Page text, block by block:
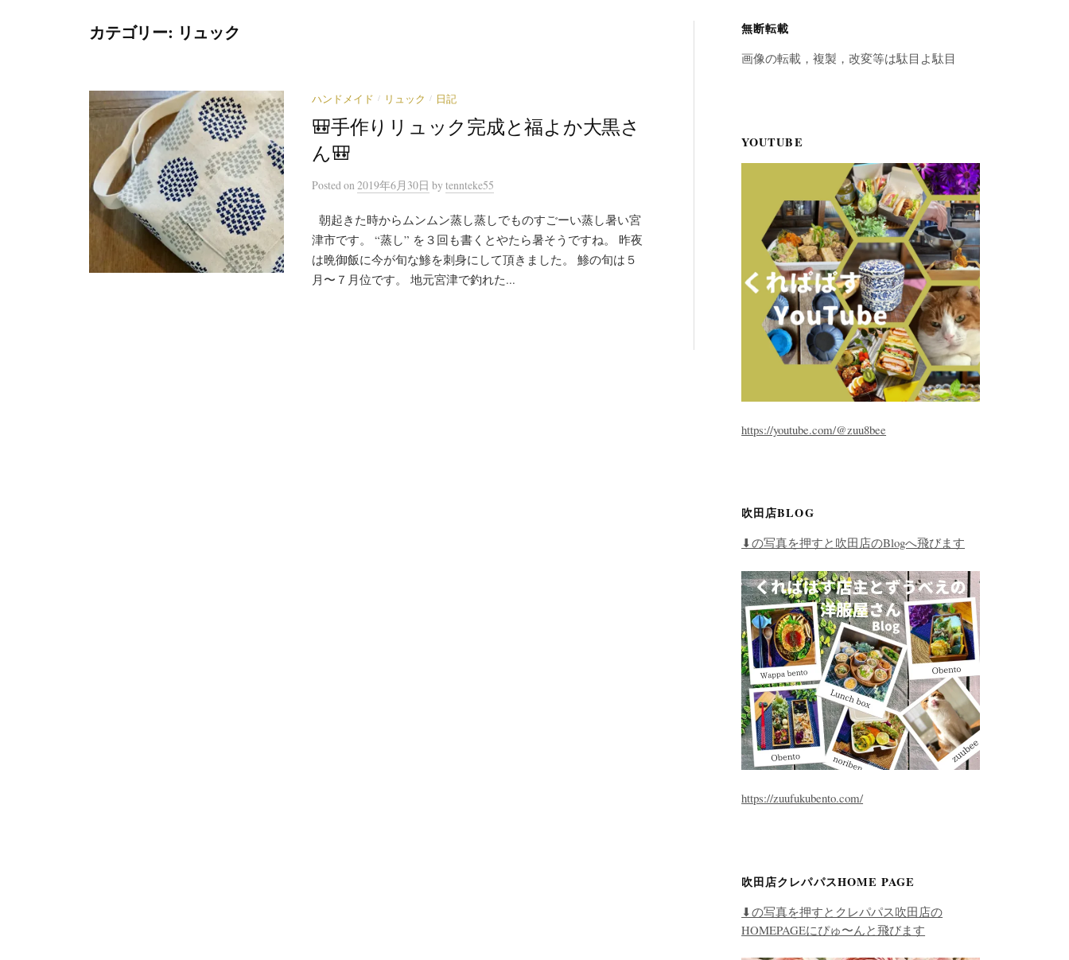
カテゴリー: リュック
ハンドメイド / リュック / 日記
🎒手作りリュック完成と福よか大黒さ
ん🎒
Postedon 2019年6月30日 by tennteke55
朝起きた時からムンムン蒸し蒸しでものすごーい蒸し暑い宮
津市です。 “蒸し” を３回も書くとやたら暑そうですね。 昨夜
は晩御飯に今が旬な鯵を刺身にして頂きました。 鯵の旬は５
月〜７月位です。 地元宮津で釣れた...
無断転載
画像の転載，複製，改変等は駄目よ駄目
YOUTUBE
https://youtube.com/@zuu8bee
吹田店BLOG
⬇︎の写真を押すと吹田店のBlogへ飛びます
https://zuufukubento.com/
吹田店クレパパスHOME PAGE
⬇︎の写真を押すとクレパパス吹田店の
HOMEPAGEにぴゅ〜んと飛びます